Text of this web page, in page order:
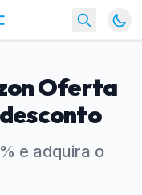
Oferta
desconto
e adquira o